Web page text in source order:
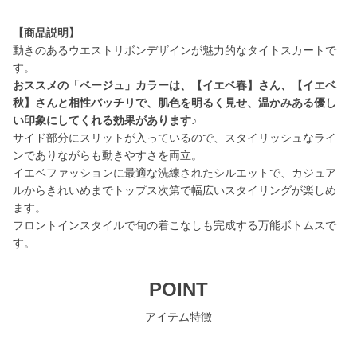
【商品説明】
動きのあるウエストリボンデザインが魅力的なタイトスカートで
おススメの「ベージュ」カラーは、【イエベ春】さん、【イエベ
秋】さんと相性バッチリで、肌色を明るく見せ、温かみある優し
い印象にしてくれる効果があります♪
サイド部分にスリットが入っているので、スタイリッシュなライ
ンでありながらも動きやすさを両立。
イエベファッションに最適な洗練されたシルエットで、カジュア
ルからきれいめまでトップス次第で幅広いスタイリングが楽しめ
ます。
フロントインスタイルで旬の着こなしも完成する万能ボトムスで
す。
POINT
アイテム特徴